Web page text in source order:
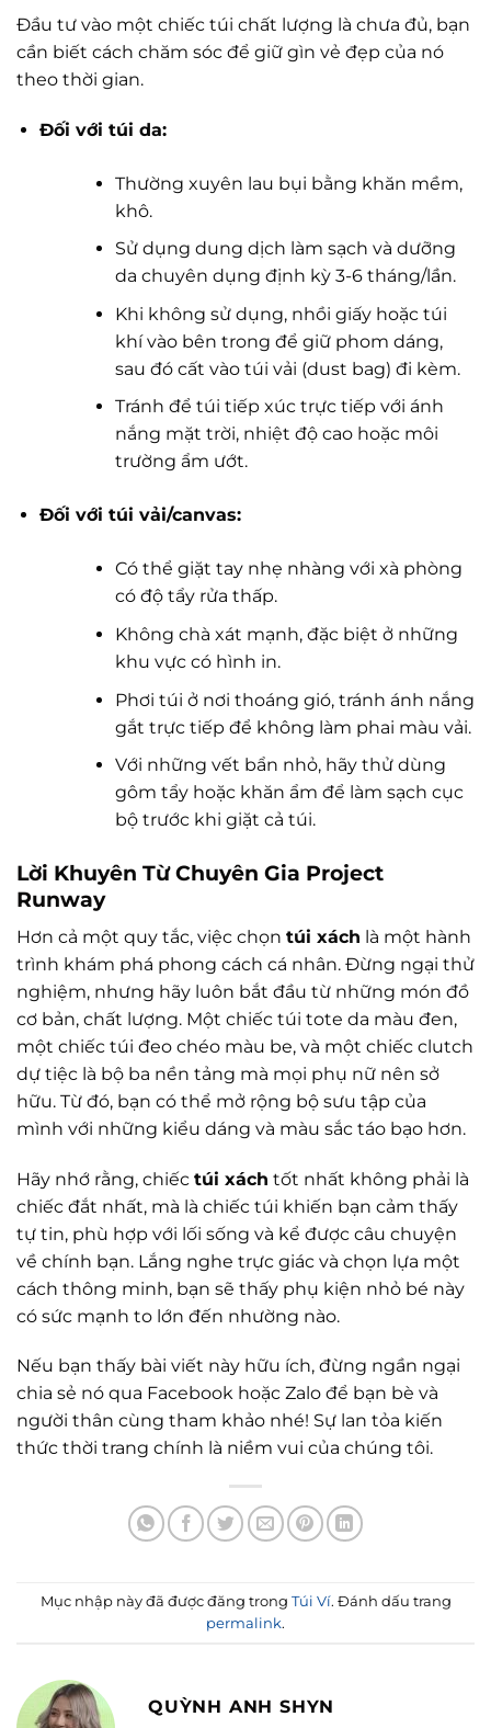
Đầu tư vào một chiếc túi chất lượng là chưa đủ, bạn
cần biết cách chăm sóc để giữ gìn vẻ đẹp của nó
theo thời gian.
Đối với túi da:
Thường xuyên lau bụi bằng khăn mềm,
khô.
Sử dụng dung dịch làm sạch và dưỡng
da chuyên dụng định kỳ 3-6 tháng/lần.
Khi không sử dụng, nhồi giấy hoặc túi
khí vào bên trong để giữ phom dáng,
sau đó cất vào túi vải (dust bag) đi kèm.
Tránh để túi tiếp xúc trực tiếp với ánh
nắng mặt trời, nhiệt độ cao hoặc môi
trường ẩm ướt.
Đối với túi vải/canvas:
Có thể giặt tay nhẹ nhàng với xà phòng
có độ tẩy rửa thấp.
Không chà xát mạnh, đặc biệt ở những
khu vực có hình in.
Phơi túi ở nơi thoáng gió, tránh ánh nắng
gắt trực tiếp để không làm phai màu vải.
Với những vết bẩn nhỏ, hãy thử dùng
gôm tẩy hoặc khăn ẩm để làm sạch cục
bộ trước khi giặt cả túi.
Lời Khuyên Từ Chuyên Gia Project
Runway
Hơn cả một quy tắc, việc chọn túi xách là một hành
trình khám phá phong cách cá nhân. Đừng ngại thử
nghiệm, nhưng hãy luôn bắt đầu từ những món đồ
cơ bản, chất lượng. Một chiếc túi tote da màu đen,
một chiếc túi đeo chéo màu be, và một chiếc clutch
dự tiệc là bộ ba nền tảng mà mọi phụ nữ nên sở
hữu. Từ đó, bạn có thể mở rộng bộ sưu tập của
mình với những kiểu dáng và màu sắc táo bạo hơn.
Hãy nhớ rằng, chiếc túi xách tốt nhất không phải là
chiếc đắt nhất, mà là chiếc túi khiến bạn cảm thấy
tự tin, phù hợp với lối sống và kể được câu chuyện
về chính bạn. Lắng nghe trực giác và chọn lựa một
cách thông minh, bạn sẽ thấy phụ kiện nhỏ bé này
có sức mạnh to lớn đến nhường nào.
Nếu bạn thấy bài viết này hữu ích, đừng ngần ngại
chia sẻ nó qua Facebook hoặc Zalo để bạn bè và
người thân cùng tham khảo nhé! Sự lan tỏa kiến
thức thời trang chính là niềm vui của chúng tôi.
Mục nhập này đã được đăng trong Túi Ví. Đánh dấu trang
permalink.
QUỲNH ANH SHYN